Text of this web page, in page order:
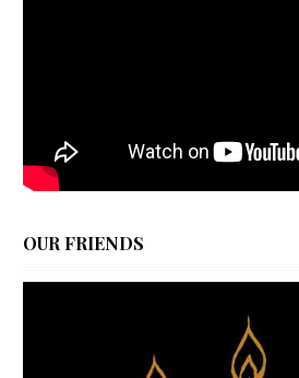
OUR FRIENDS